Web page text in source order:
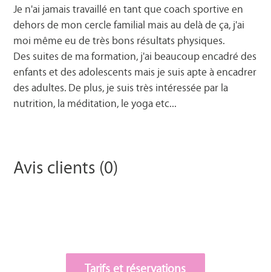
Je n'ai jamais travaillé en tant que coach sportive en
dehors de mon cercle familial mais au delà de ça, j'ai
moi même eu de très bons résultats physiques.
Des suites de ma formation, j'ai beaucoup encadré des
enfants et des adolescents mais je suis apte à encadrer
des adultes. De plus, je suis très intéressée par la
nutrition, la méditation, le yoga etc...
Avis clients (0)
Tarifs et réservations